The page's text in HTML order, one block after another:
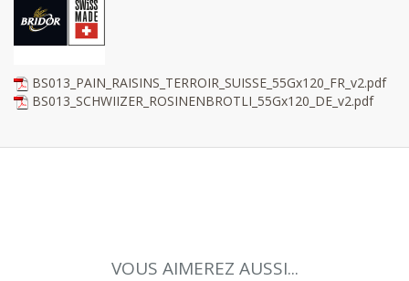
BS013_PAIN_RAISINS_TERROIR_SUISSE_55Gx120_FR_v2.pdf
BS013_SCHWIIZER_ROSINENBROTLI_55Gx120_DE_v2.pdf
VOUS AIMEREZ AUSSI...